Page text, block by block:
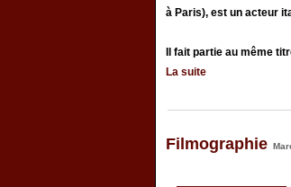
à Paris), est un acteur
Il fait partie au même
La suite
Filmographie